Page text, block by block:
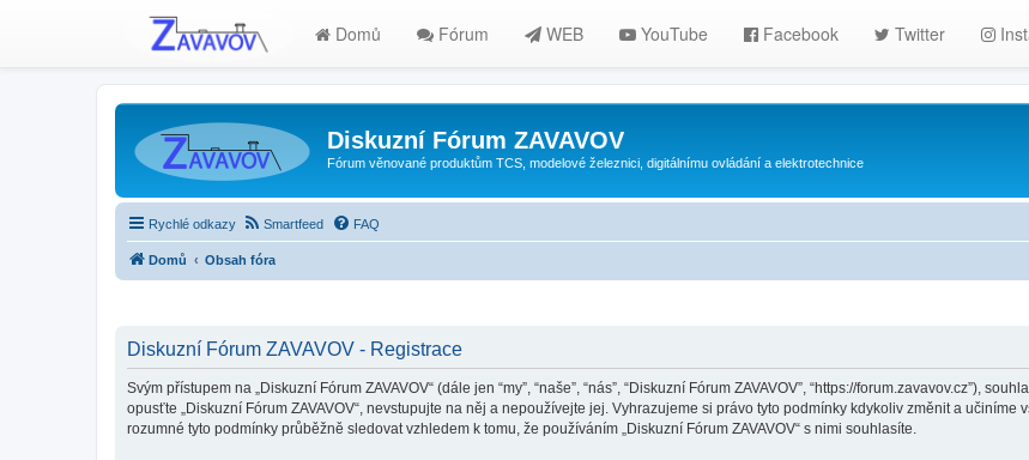
Domů Fórum WEB YouTube Facebook Twitter
Diskuzní Fórum ZAVAVOV
Fórum věnované produktům TCS, modelové železnici, digitálnímu ovládání a elektrotechnice
Rychlé odkazy Smartfeed FAQ
Domů Obsah fóra
Diskuzní Fórum ZAVAVOV - Registrace
Svým přístupem na „Diskuzní Fórum ZAVAVOV“ (dále jen “my”, “naše”, “nás”, “Diskuzní Fórum ZAVAVOV”, “https://forum.zavavov.cz”),
opusťte „Diskuzní Fórum ZAVAVOV“, nevstupujte na něj a nepoužívejte jej. Vyhrazujeme si právo tyto podmínky kdykoliv změnit a
rozumné tyto podmínky průběžně sledovat vzhledem k tomu, že používáním „Diskuzní Fórum ZAVAVOV“ s nimi souhlasíte.